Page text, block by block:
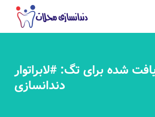
شده برای تگ: #لابراتوار
دندانسازی